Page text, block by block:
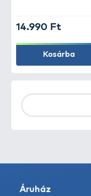
14.990 Ft
Kosárba
Áruház